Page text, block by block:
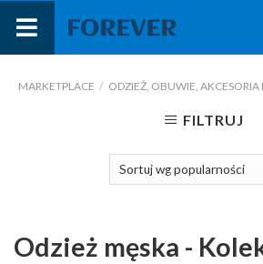
treści
MARKETPLACE / ODZIEŻ, OBUWIE, AKCESORIA
FILTRUJ
Odzież męska -